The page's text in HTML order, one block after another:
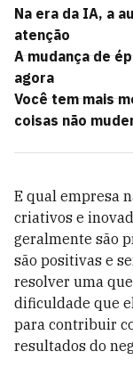
Na era da IA, a
atenção
A mudança de
agora
Você tem mais
coisas não
E qual empresa
criativos e
geralmente são
são positivas e
resolver uma
dificuldade que
para contribuir
resultados do